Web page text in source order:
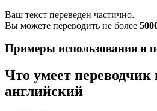
Ваш текст переведен частично.
Вы можете переводить не более
Примеры использования и
Что умеет
английский